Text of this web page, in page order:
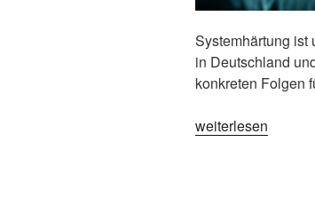
Systemhärtung ist
in Deutschland
konkreten Folgen
„Cybersecurity
weiterlesen